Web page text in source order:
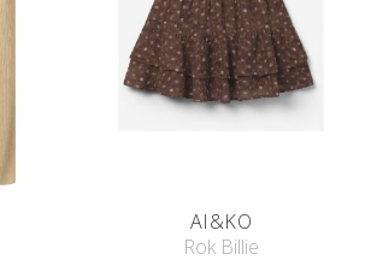
AI&KO
Rok Billie